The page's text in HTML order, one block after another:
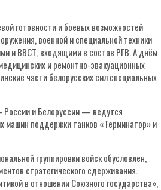
готовности и боевых возможностей
военной и специальной техники
и ВВСТ, входящими в состав РГВ. А днём
и ремонтно-эвакуационных
части белорусских сил специальных
и Белоруссии — ведутся
машин поддержки танков «Терминатор» и
группировки войск обусловлен,
стратегического сдерживания.
в отношении Союзного государства»,